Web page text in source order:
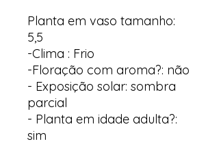
Planta em vaso tamanho:
5,5
-Clima : Frio
-Floração com aroma?: não
- Exposição solar: sombra
parcial
- Planta em idade adulta?:
sim